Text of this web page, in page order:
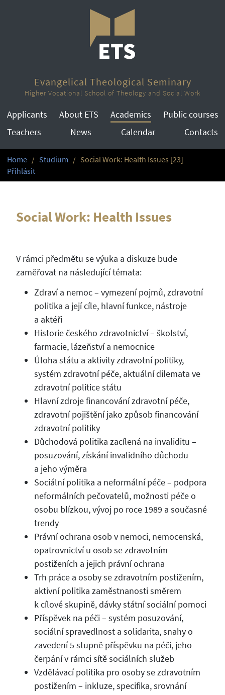
Evangelical Theological Seminary
Higher Vocational School of Theology and Social Work
Applicants About ETS Academics
Public courses
Teachers
News Calendar Contacts
Home Studium
Social Work: Health Issues [23]
Přihlásit
Social Work: Health Issues
V rámci předmětu se výuka a diskuze bude
zaměřovat na následující témata:
Zdraví a nemoc – vymezení pojmů, zdravotní
politika a její cíle, hlavní funkce, nástroje
a aktéři
Historie českého zdravotnictví – školství,
farmacie, lázeňství a nemocnice
Úloha státu a aktivity zdravotní politiky,
systém zdravotní péče, aktuální dilemata ve
zdravotní politice státu
Hlavní zdroje financování zdravotní péče,
zdravotní pojištění jako způsob financování
zdravotní politiky
Důchodová politika zacílená na invaliditu –
posuzování, získání invalidního důchodu
a jeho výměra
Sociální politika a neformální péče – podpora
neformálních pečovatelů, možnosti péče o
osobu blízkou, vývoj po roce 1989 a současné
trendy
Právní ochrana osob v nemoci, nemocenská,
opatrovnictví u osob se zdravotním
postiženích a jejich právní ochrana
Trh práce a osoby se zdravotním postižením,
aktivní politika zaměstnanosti směrem
k cílové skupině, dávky státní sociální pomoci
Příspěvek na péči – systém posuzování,
sociální spravedlnost a solidarita, snahy o
zavedení 5 stupně příspěvku na péči, jeho
čerpání v rámci sítě sociálních služeb
Vzdělávací politika pro osoby se zdravotním
postižením – inkluze, specifika, srovnání